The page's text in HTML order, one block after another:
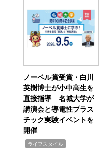
ノーベル賞受賞・白川
英樹博士が小中高生を
直接指導 名城大学が
講演会と導電性プラス
チック実験イベントを
開催
ライフスタイル